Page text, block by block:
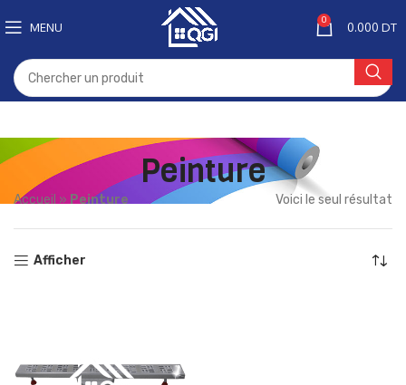
MENU 0 0.000 DT
Peinture
Accueil » Peinture Voici le seul résultat
Afficher